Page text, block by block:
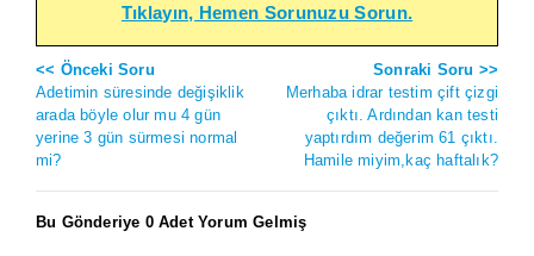
Tıklayın, Hemen Sorunuzu Sorun.
<< Önceki Soru
Adetimin süresinde değişiklik
arada böyle olur mu 4 gün
yerine 3 gün sürmesi normal
mi?
Sonraki Soru >>
Merhaba idrar testim çift çizgi
çıktı. Ardından kan testi
yaptırdım değerim 61 çıktı.
Hamile miyim,kaç haftalık?
Bu Gönderiye 0 Adet Yorum Gelmiş